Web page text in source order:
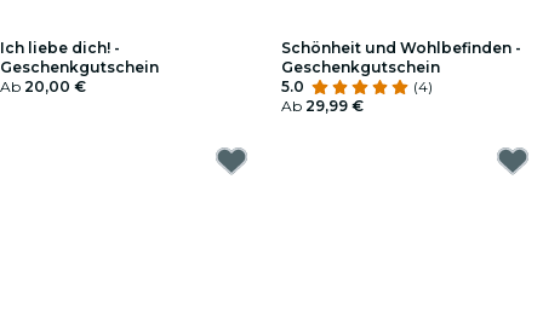
Ich liebe dich! -
Geschenkgutschein
Ab 20,00 €
Schönheit und Wohlbefinden -
Geschenkgutschein
5.0
(4)
Ab 29,99 €